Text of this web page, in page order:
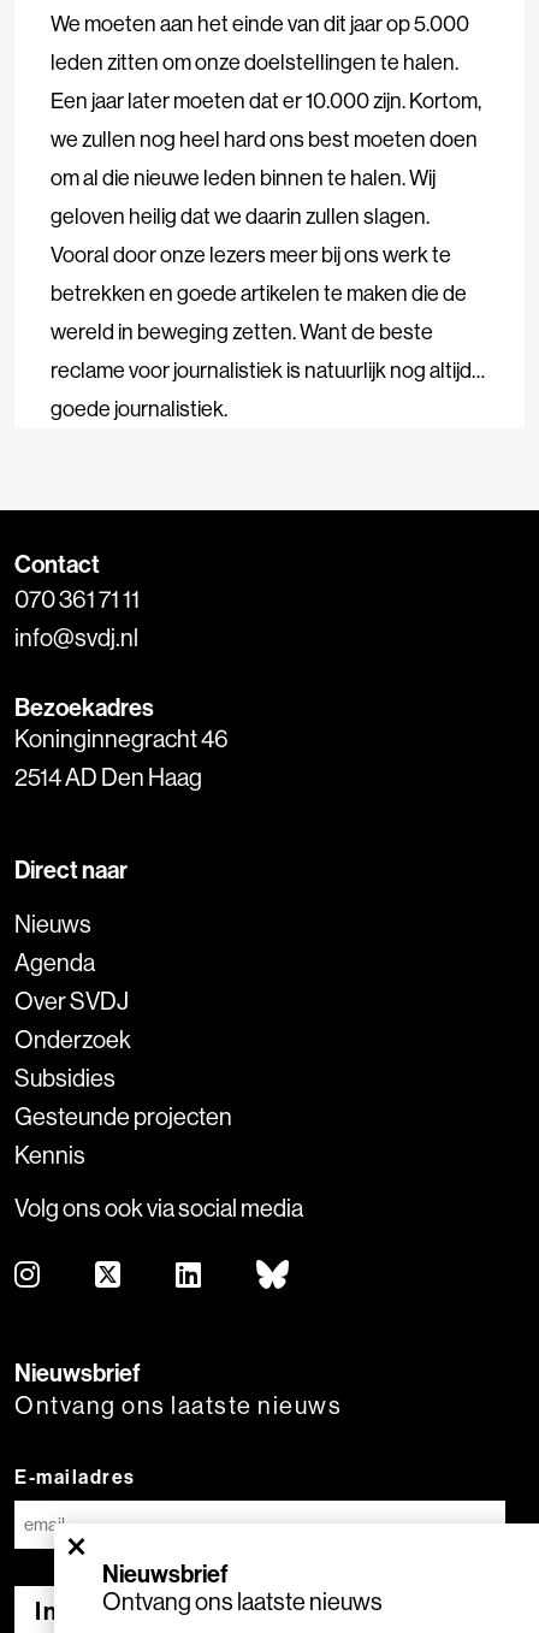
We moeten aan het einde van dit jaar op 5.000
leden zitten om onze doelstellingen te halen.
Een jaar later moeten dat er 10.000 zijn. Kortom,
we zullen nog heel hard ons best moeten doen
om al die nieuwe leden binnen te halen. Wij
geloven heilig dat we daarin zullen slagen.
Vooral door onze lezers meer bij ons werk te
betrekken en goede artikelen te maken die de
wereld in beweging zetten. Want de beste
reclame voor journalistiek is natuurlijk nog altijd…
goede journalistiek.
×
Nieuwsbrief
Ontvang ons laatste nieuws
Contact
070 361 71 11
info@svdj.nl
Bezoekadres
Koninginnegracht 46
2514 AD Den Haag
Direct naar
Nieuws
Agenda
Over SVDJ
Onderzoek
Subsidies
Gesteunde projecten
Kennis
Volg ons ook via social media
Nieuwsbrief
Ontvang ons laatste nieuws
E-mailadres
Inschrijven